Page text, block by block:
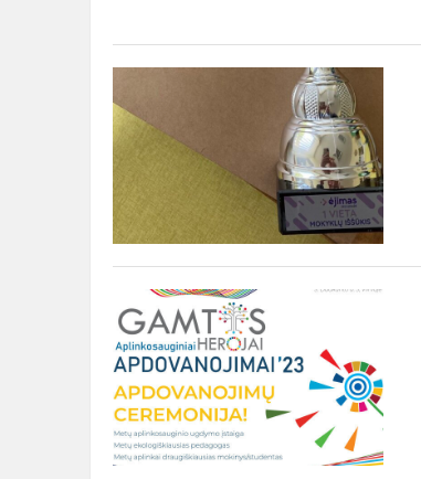
2023
Vilniaus
"Santaros"
gimnazija
tapo
masiškiausia...
"Gamtos
herojai
2023"